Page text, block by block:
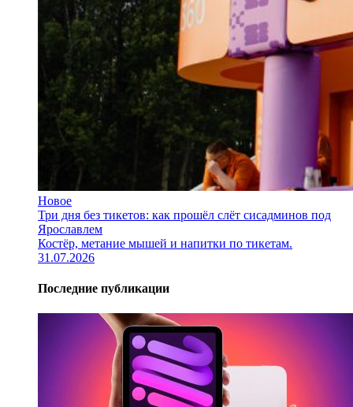
Новое
Три дня без тикетов: как прошёл слёт сисадминов под
Ярославлем
Костёр, метание мышей и напитки по тикетам.
31.07.2026
Последние публикации